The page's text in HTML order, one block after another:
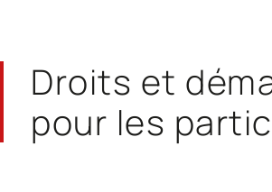
Droits et
pour les